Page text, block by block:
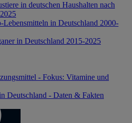
in deutschen Haushalten nach
Lebensmitteln in Deutschland 2000-
in Deutschland 2015-2025
- Fokus: Vitamine und
Deutschland - Daten & Fakten